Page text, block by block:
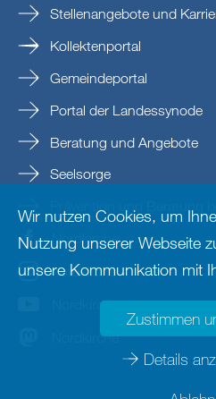
Stellenangebote und
Kollektenportal
Gemeindeportal
Portal der Landessynode
Beratung und Angebote
Seelsorge
Nordkirche
nordkirche
Nordkirche
Nordkirche
Wir nutzen Cookies, um
Nutzung unserer Webseite
unsere Kommunikation mit
Zustimmen
Details